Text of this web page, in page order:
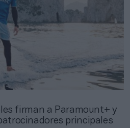
firman a Paramount+ y
principales